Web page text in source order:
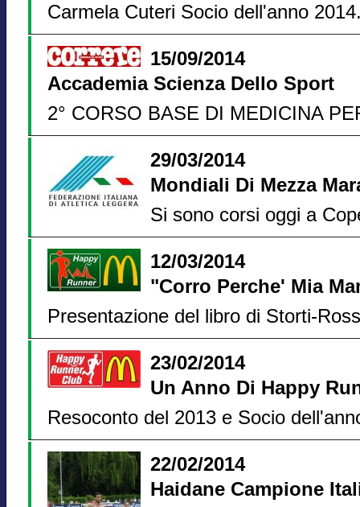
Carmela Cuteri Socio dell'anno
15/09/2014
Accademia Scienza Dello Sport
2° CORSO BASE DI MEDICINA
29/03/2014
Mondiali Di Mezza
Si sono corsi oggi a
12/03/2014
"Corro Perche' Mia
Presentazione del libro di Storti-
23/02/2014
Un Anno Di Happy
Resoconto del 2013 e Socio
22/02/2014
Haidane Campione